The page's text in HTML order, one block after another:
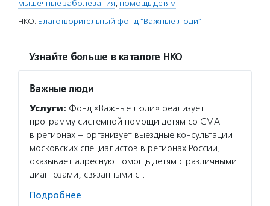
мышечные заболевания, помощь детям
НКО: Благотворительный фонд "Важные люди"
Узнайте больше в каталоге НКО
Важные люди
Услуги: Фонд «Важные люди» реализует
программу системной помощи детям со СМА
в регионах – организует выездные консультации
московских специалистов в регионах России,
оказывает адресную помощь детям с различными
диагнозами, связанными с…
Подробнее